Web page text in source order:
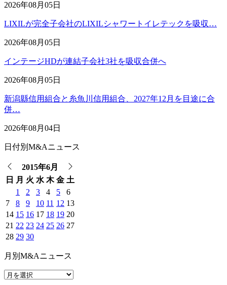
2026年08月05日
LIXILが完全子会社のLIXILシャワートイレテックを吸収…
2026年08月05日
インテージHDが連結子会社3社を吸収合併へ
2026年08月05日
新潟縣信用組合と糸魚川信用組合、2027年12月を目途に合
併…
2026年08月04日
日付別M&Aニュース
2015年6月
日 月 火 水 木 金 土
1
2 3 4 5
6
7
8 9 10 11 12 13
14 15 16 17 18 19 20
21 22 23 24 25 26 27
28 29 30
月別M&Aニュース